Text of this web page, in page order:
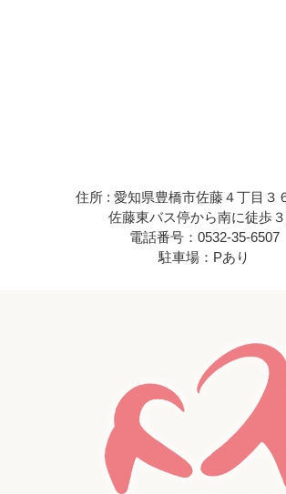
住所 : 愛知県豊橋市佐藤４丁目３
佐藤東バス停から南に徒歩
電話番号：0532-35-6507
駐車場：Pあり